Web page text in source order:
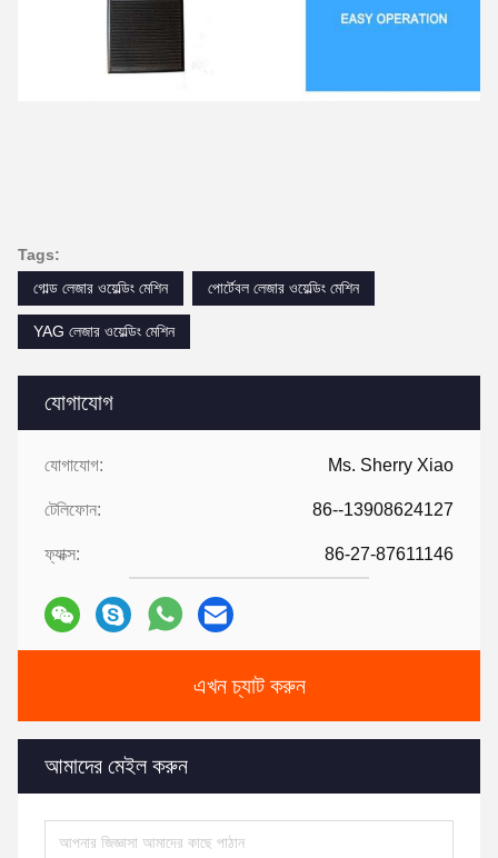
যোগাযোগ
যোগাযোগ: Ms. Sherry Xiao
টেলিফোন: 86--13908624127
ফ্যাক্স: 86-27-87611146
এখন চ্যাট করুন
আমাদের মেইল করুন
Tags:
গোল্ড লেজার ওয়েল্ডিং মেশিন
পোর্টেবল লেজার ওয়েল্ডিং মেশিন
YAG লেজার ওয়েল্ডিং মেশিন